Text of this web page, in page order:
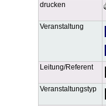
drucken
Veranstaltung
Leitung/Referent
Veranstaltungstyp